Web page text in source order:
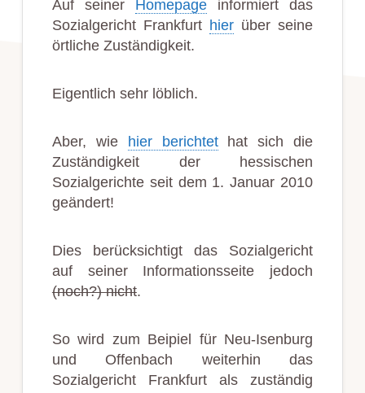
Sokolowski
Auf seiner Homepage informiert das
Sozialgericht Frankfurt hier über seine
örtliche Zuständigkeit.
Eigentlich sehr löblich.
Aber, wie hier berichtethat sich die
Zuständigkeit der hessischen
Sozialgerichte seit dem 1. Januar 2010
geändert!
Dies berücksichtigt das Sozialgericht
auf seiner Informationsseite jedoch
(noch?) nicht.
So wird zum Beipiel für Neu-Isenburg
und Offenbach weiterhin das
Sozialgericht Frankfurt als zuständig